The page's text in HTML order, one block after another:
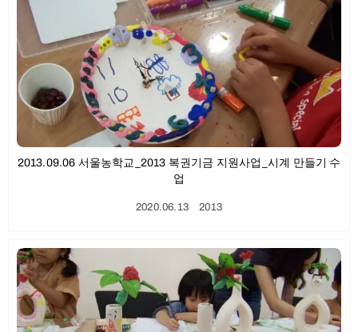
2013.09.06 서울농학교_2013 복권기금 지원사업_시계 만들기 수
업
2020.06.13ㆍ2013